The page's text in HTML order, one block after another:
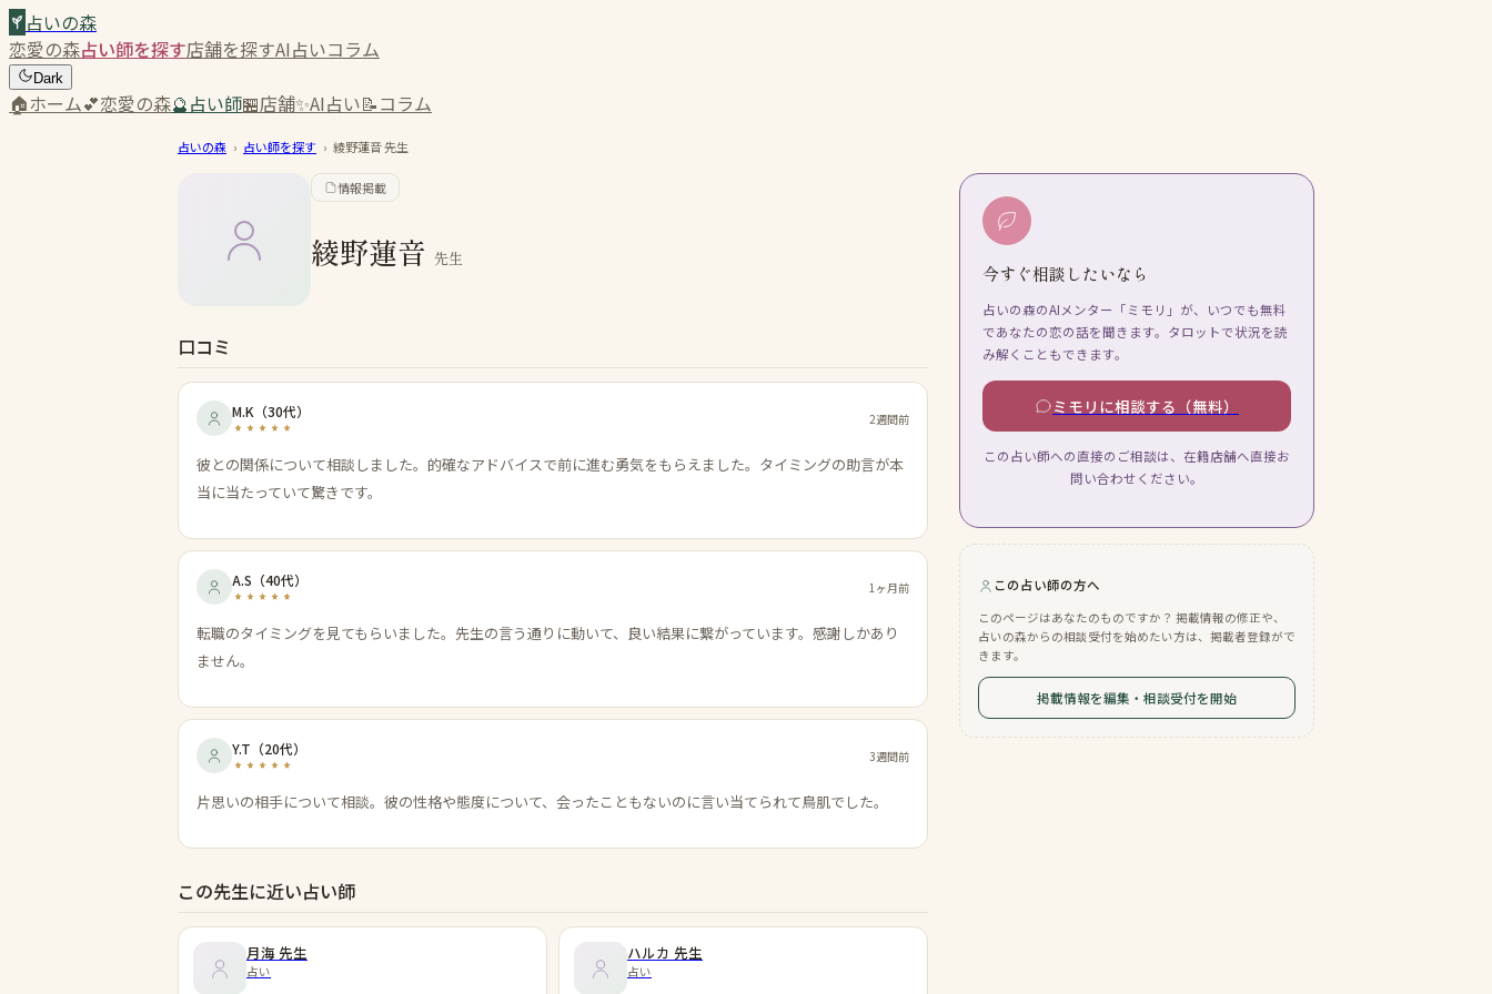
占いの森
恋愛の森占い師を探す店舗を探すAI占いコラム
Dark
🏠ホーム💕恋愛の森🔮占い師🏪店舗✨AI占い📝コラム
占いの森 › 占い師を探す › 綾野蓮音先生
情報掲載
綾野蓮音 先生
口コミ
M.K （30代） 2週間前
彼との関係について相談しました。的確なアドバイスで前に進む勇気をもらえました。タイミングの助言が本
当に当たっていて驚きです。
A.S （40代） 1ヶ月前
転職のタイミングを見てもらいました。先生の言う通りに動いて、良い結果に繋がっています。感謝しかあり
ません。
Y.T （20代） 3週間前
片思いの相手について相談。彼の性格や態度について、会ったこともないのに言い当てられて鳥肌でした。
この先生に近い占い師
月海 先生
占い
ハルカ 先生
占い
今すぐ相談したいなら
占いの森のAIメンター「ミモリ」が、いつでも無料
であなたの恋の話を聞きます。タロットで状況を読
み解くこともできます。
ミモリに相談する（無料）
この占い師への直接のご相談は、在籍店舗へ直接お
問い合わせください。
この占い師の方へ
このページはあなたのものですか？ 掲載情報の修正や、
占いの森からの相談受付を始めたい方は、掲載者登録がで
きます。
掲載情報を編集・相談受付を開始